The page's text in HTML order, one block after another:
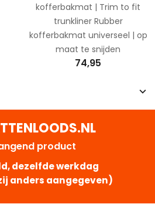
kofferbakmat | Trim to fit
trunkliner Rubber
kofferbakmat universeel | op
maat te snijden
74,95
product
dezelfde werkdag
anders aangegeven)